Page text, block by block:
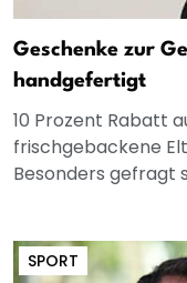
Geschenke zur
handgefertigt
10 Prozent Rabatt
frischgebackene
Besonders gefragt
SPORT